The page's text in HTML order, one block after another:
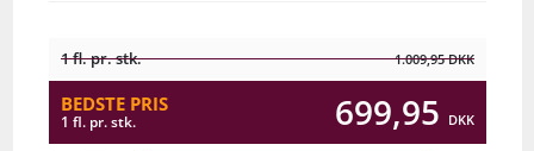
1 fl. pr. stk. 1.009,95DKK
BEDSTE PRIS
1 fl. pr. stk. 699,95 DKK